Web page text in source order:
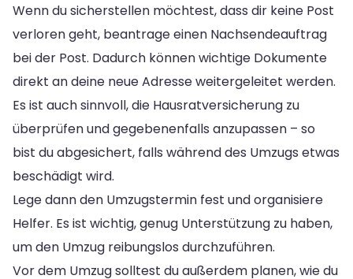
Wenn du sicherstellen möchtest, dass dir keine Post
verloren geht, beantrage einen Nachsendeauftrag
bei der Post. Dadurch können wichtige Dokumente
direkt an deine neue Adresse weitergeleitet werden.
Es ist auch sinnvoll, die Hausratversicherung zu
überprüfen und gegebenenfalls anzupassen – so
bist du abgesichert, falls während des Umzugs etwas
beschädigt wird.
Lege dann den Umzugstermin fest und organisiere
Helfer. Es ist wichtig, genug Unterstützung zu haben,
um den Umzug reibungslos durchzuführen.
Vor dem Umzug solltest du außerdem planen, wie du